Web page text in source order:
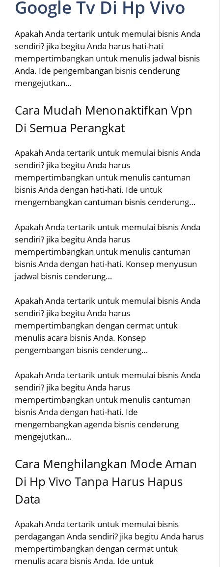
Google Tv Di Hp Vivo
Apakah Anda tertarik untuk memulai bisnis Anda
sendiri? jika begitu Anda harus hati-hati
mempertimbangkan untuk menulis jadwal bisnis
Anda. Ide pengembangan bisnis cenderung
mengejutkan…
Cara Mudah Menonaktifkan Vpn
Di Semua Perangkat
Apakah Anda tertarik untuk memulai bisnis Anda
sendiri? jika begitu Anda harus
mempertimbangkan untuk menulis cantuman
bisnis Anda dengan hati-hati. Ide untuk
mengembangkan cantuman bisnis cenderung…
Apakah Anda tertarik untuk memulai bisnis Anda
sendiri? jika begitu Anda harus
mempertimbangkan untuk menulis cantuman
bisnis Anda dengan hati-hati. Konsep menyusun
jadwal bisnis cenderung…
Apakah Anda tertarik untuk memulai bisnis Anda
sendiri? jika begitu Anda harus
mempertimbangkan dengan cermat untuk
menulis acara bisnis Anda. Konsep
pengembangan bisnis cenderung…
Apakah Anda tertarik untuk memulai bisnis Anda
sendiri? jika begitu Anda harus
mempertimbangkan untuk menulis cantuman
bisnis Anda dengan hati-hati. Ide
mengembangkan agenda bisnis cenderung
mengejutkan…
Cara Menghilangkan Mode Aman
Di Hp Vivo Tanpa Harus Hapus
Data
Apakah Anda tertarik untuk memulai bisnis
perdagangan Anda sendiri? jika begitu Anda harus
mempertimbangkan dengan cermat untuk
menulis acara bisnis Anda. Ide untuk